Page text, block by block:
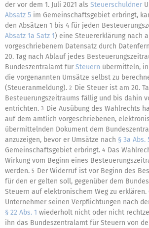
der vor dem 1. Juli 2021 als Steuerschuldner
Absatz 5 im Gemeinschaftsgebiet erbringt,
den Absätzen 1 bis 4 für jeden
Absatz 1a Satz 1) eine Steuererklärung nach
vorgeschriebenem Datensatz durch
20. Tag nach Ablauf jedes
Bundeszentralamt für Steuern übermitteln,
die vorgenannten Umsätze selbst zu
(Steueranmeldung). 2 Die Steuer ist am 20.
Besteuerungszeitraums fällig und bis dahin
entrichten. 3 Die Ausübung des Wahlrechts
auf dem amtlich vorgeschriebenen,
übermittelnden Dokument dem
anzuzeigen, bevor er Umsätze nach § 3a Abs.
Gemeinschaftsgebiet erbringt. 4 Das
Wirkung vom Beginn eines
werden. 5 Der Widerruf ist vor Beginn des
für den er gelten soll, gegenüber dem
Steuern auf elektronischem Weg zu erklären.
Unternehmer seinen Verpflichtungen nach
§ 22 Abs. 1 wiederholt nicht oder nicht
ihn das Bundeszentralamt für Steuern von